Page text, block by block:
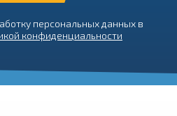
персональных данных в
конфиденциальности